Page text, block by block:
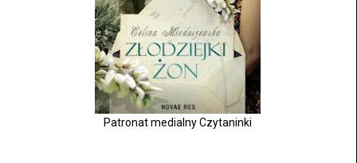
Patronat medialny Czytaninki